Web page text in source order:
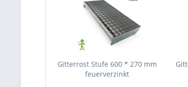
Gitterrost Stufe 600 * 270 mm
feuerverzinkt